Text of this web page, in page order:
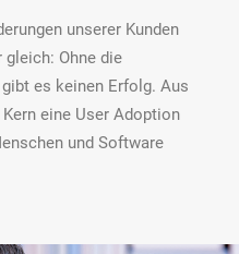
unserer Kunden
Ohne die
es keinen Erfolg. Aus
eine User Adoption
und Software